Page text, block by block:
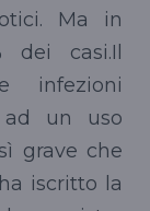
Ma in
dei casi.Il
infezioni
ad un uso
grave che
iscritto la